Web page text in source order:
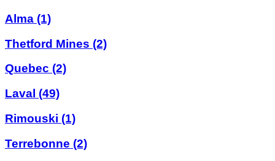
Alma (1)
Thetford Mines (2)
Quebec (2)
Laval (49)
Rimouski (1)
Terrebonne (2)